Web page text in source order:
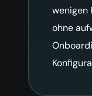
wenigen
ohne